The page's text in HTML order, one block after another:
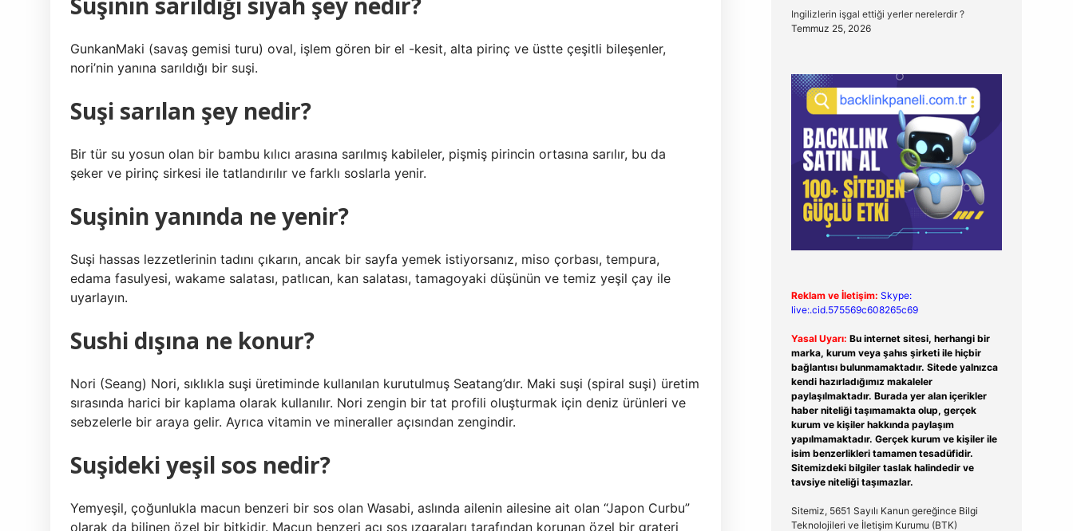
GunkanMaki (savaş gemisi turu) oval, işlem gören bir el -kesit, alta pirinç ve üstte çeşitli bileşenler,
nori’nin yanına sarıldığı bir suşi.
Suşi sarılan şey nedir?
Bir tür su yosun olan bir bambu kılıcı arasına sarılmış kabileler, pişmiş pirincin ortasına sarılır, bu da
şeker ve pirinç sirkesi ile tatlandırılır ve farklı soslarla yenir.
Suşinin yanında ne yenir?
Suşi hassas lezzetlerinin tadını çıkarın, ancak bir sayfa yemek istiyorsanız, miso çorbası, tempura,
edama fasulyesi, wakame salatası, patlıcan, kan salatası, tamagoyaki düşünün ve temiz yeşil çay ile
uyarlayın.
Sushi dışına ne konur?
Nori (Seang) Nori, sıklıkla suşi üretiminde kullanılan kurutulmuş Seatang’dır. Maki suşi (spiral suşi) üretim
sırasında harici bir kaplama olarak kullanılır. Nori zengin bir tat profili oluşturmak için deniz ürünleri ve
sebzelerle bir araya gelir. Ayrıca vitamin ve mineraller açısından zengindir.
Suşideki yeşil sos nedir?
Yemyeşil, çoğunlukla macun benzeri bir sos olan Wasabi, aslında ailenin ailesine ait olan “Japon Curbu”
olarak da bilinen özel bir bitkidir. Macun benzeri acı sos ızgaraları tarafından korunan özel bir grateri
Ingilizlerin işgal ettiği yerler nerelerdir ?
Temmuz 25, 2026
Reklam ve İletişim: Skype:
live:.cid.575569c608265c69
Yasal Uyarı: Bu internet sitesi, herhangi bir
marka, kurum veya şahıs şirketi ile hiçbir
bağlantısı bulunmamaktadır. Sitede yalnızca
kendi hazırladığımız makaleler
paylaşılmaktadır. Burada yer alan içerikler
haber niteliği taşımamakta olup, gerçek
kurum ve kişiler hakkında paylaşım
yapılmamaktadır. Gerçek kurum ve kişiler ile
isim benzerlikleri tamamen tesadüfidir.
Sitemizdeki bilgiler taslak halindedir ve
tavsiye niteliği taşımazlar.
Sitemiz, 5651 Sayılı Kanun gereğince Bilgi
Teknolojileri ve İletişim Kurumu (BTK)